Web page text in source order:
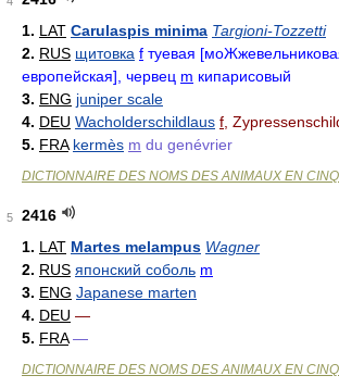
1. LAT Carulaspis minima Targioni-Tozzetti
2. RUS щитовка f туевая
европейская], червец m кипарисовый
3. ENG juniper scale
4. DEU Wacholderschildlaus f ,
5. FRA kermès m du genévrier
DICTIONNAIRE DES NOMS DES ANIMAUX EN
5
2416
1. LAT Martes melampus Wagner
2. RUS японский соболь m
3. ENG Japanese marten
4. DEU —
5. FRA —
DICTIONNAIRE DES NOMS DES ANIMAUX EN